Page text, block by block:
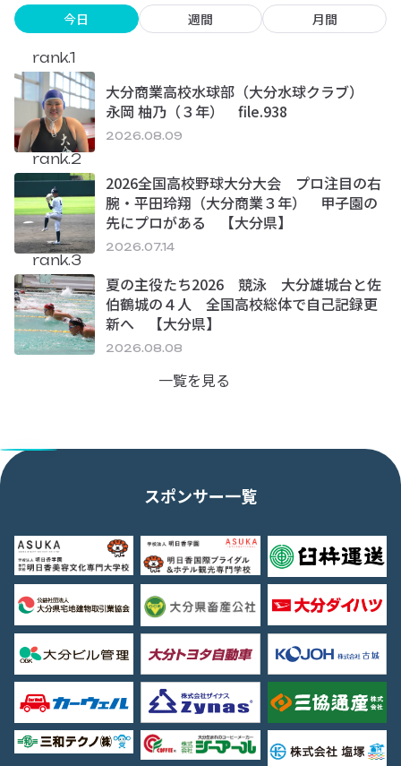
今日 週間 月間
rank.1
大分商業高校水球部（大分水球クラブ）
永岡 柚乃（３年） file.938
2026.08.09
rank.2
2026全国高校野球大分大会 プロ注目の右
腕・平田玲翔（大分商業３年） 甲子園の
先にプロがある 【大分県】
2026.07.14
rank.3
夏の主役たち2026 競泳 大分雄城台と佐
伯鶴城の４人 全国高校総体で自己記録更
新へ 【大分県】
2026.08.08
一覧を見る
スポンサー一覧